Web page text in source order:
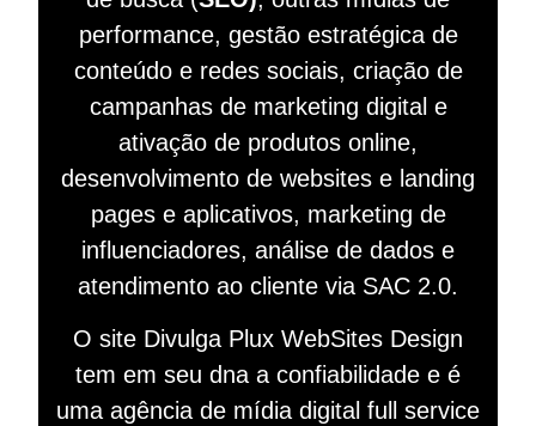
performance, gestão estratégica de
conteúdo e redes sociais, criação de
campanhas de marketing digital e
ativação de produtos online,
desenvolvimento de websites e landing
pages e aplicativos, marketing de
influenciadores, análise de dados e
atendimento ao cliente via SAC 2.0.
O site Divulga Plux WebSites Design
tem em seu dna a confiabilidade e é
uma agência de mídia digital full service